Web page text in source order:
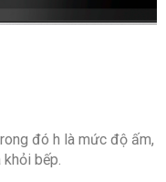
đó h là mức độ ấm,
khỏi bếp.